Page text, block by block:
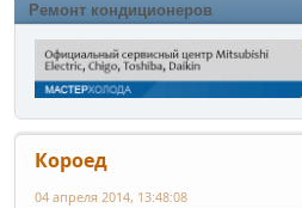
Ремонт кондиционеров
Короед
04 апреля 2014, 13:48:08